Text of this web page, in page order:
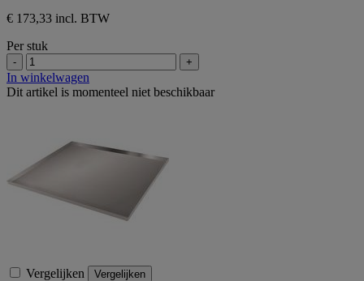
€ 173,33 incl. BTW
Per stuk
- +
In winkelwagen
Dit artikel is momenteel niet beschikbaar
Vergelijken Vergelijken